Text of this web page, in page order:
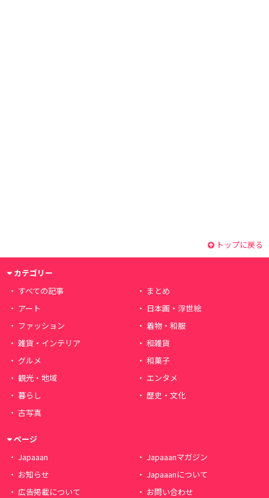
トップに戻る
カテゴリー
すべての記事
まとめ
アート
日本画・浮世絵
ファッション
着物・和服
雑貨・インテリア
和雑貨
グルメ
和菓子
観光・地域
エンタメ
暮らし
歴史・文化
古写真
ページ
Japaaan
Japaaanマガジン
お知らせ
Japaaanについて
広告掲載について
お問い合わせ